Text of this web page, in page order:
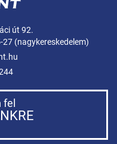
út 92.
(nagykereskedelem)
fel